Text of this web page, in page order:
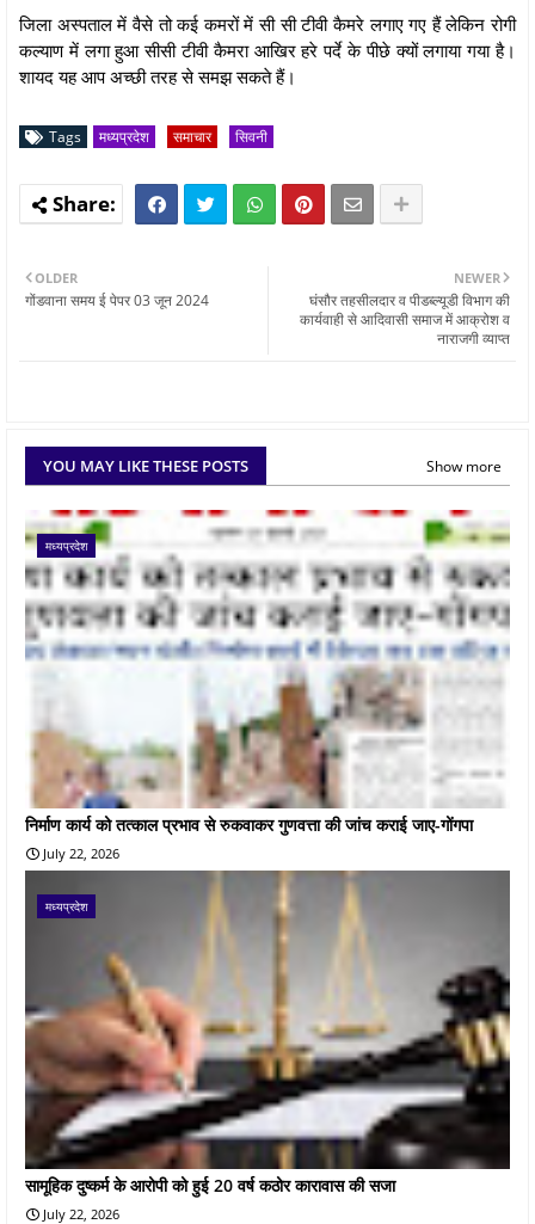
जिला अस्पताल में वैसे तो कई कमरों में सी सी टीवी कैमरे लगाए गए हैं लेकिन रोगी
कल्याण में लगा हुआ सीसी टीवी कैमरा आखिर हरे पर्दे के पीछे क्यों लगाया गया है।
शायद यह आप अच्छी तरह से समझ सकते हैं।
Tags मध्यप्रदेश समाचार सिवनी
NEWER
घंसौर तहसीलदार व पीडब्ल्यूडी विभाग की
कार्यवाही से आदिवासी समाज में आक्रोश व
नाराजगी व्याप्त
OLDER
गोंडवाना समय ई पेपर 03 जून 2024
YOU MAY LIKE THESE POSTS Show more
मध्यप्रदेश
निर्माण कार्य को तत्काल प्रभाव से रुकवाकर गुणवत्ता की जांच कराई जाए-गोंगपा
July 22, 2026
मध्यप्रदेश
सामूहिक दुष्कर्म के आरोपी को हुई 20 वर्ष कठोर कारावास की सजा
July 22, 2026